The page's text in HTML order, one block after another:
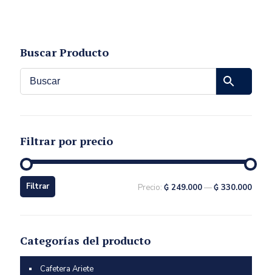
Buscar Producto
Filtrar por precio
Filtrar Precio: ₲ 249.000—₲ 330.000
Categorías del producto
Cafetera Ariete